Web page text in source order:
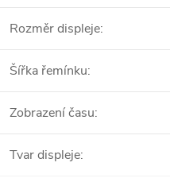
Rozměr displeje:
Šířka řemínku:
Zobrazení času:
Tvar displeje: